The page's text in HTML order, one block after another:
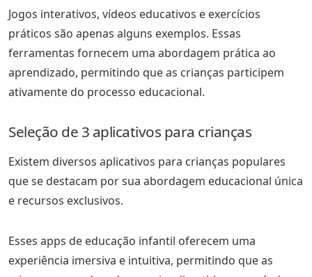
Jogos interativos, vídeos educativos e exercícios
práticos são apenas alguns exemplos. Essas
ferramentas fornecem uma abordagem prática ao
aprendizado, permitindo que as crianças participem
ativamente do processo educacional.
Seleção de 3 aplicativos para crianças
Existem diversos aplicativos para crianças populares
que se destacam por sua abordagem educacional única
e recursos exclusivos.
Esses apps de educação infantil oferecem uma
experiência imersiva e intuitiva, permitindo que as